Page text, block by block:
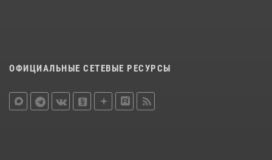
ОФИЦИАЛЬНЫЕ СЕТЕВЫЕ РЕСУРСЫ